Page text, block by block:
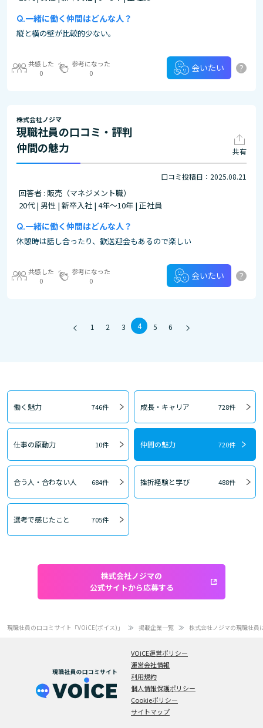
一緒に働く仲間はどんな人？
縦と横の壁が比較的少ない。
共感した
0
参考になった
0
会いたい ?
株式会社ノジマ
現職社員の口コミ・評判
仲間の魅力
共有
口コミ投稿日：2025.08.21
回答者 : 販売（マネジメント職）
20代 | 男性 | 新卒入社 | 4年～10年 | 正社員
一緒に働く仲間はどんな人？
休憩時は話し合ったり、歓送迎会もあるので楽しい
共感した
0
参考になった
0
会いたい ?
1 2 3 4 5 6
働く魅力 746件 成長・キャリア 728件
仕事の原動力 10件 仲間の魅力 720件
合う人・合わない人 684件 挫折経験と学び 488件
選考で感じたこと 705件
株式会社ノジマの
公式サイトから応募する
現職社員の口コミサイト「VOiCE(ボイス)」 掲載企業一覧 株式会社ノジマの現職社員
VOiCE運営ポリシー
運営会社情報
利用規約
個人情報保護ポリシー
Cookieポリシー
サイトマップ